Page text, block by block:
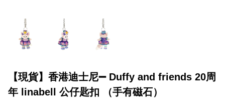
【現貨】香港迪士尼➖ Duffy and friends 20周
年 linabell 公仔匙扣 （手有磁石）